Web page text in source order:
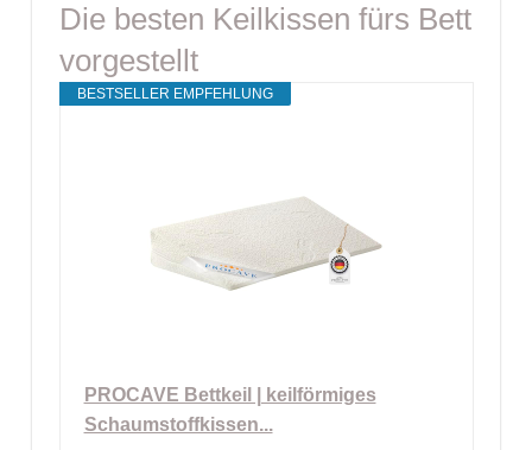
Die besten Keilkissen fürs Bett
vorgestellt
BESTSELLER EMPFEHLUNG
PROCAVE Bettkeil | keilförmiges
Schaumstoffkissen...